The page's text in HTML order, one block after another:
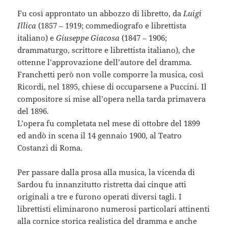
Fu così approntato un abbozzo di libretto, da Luigi
Illica (1857 – 1919; commediografo e librettista
italiano) eGiuseppe Giacosa (1847 – 1906;
drammaturgo, scrittore e librettista italiano), che
ottenne l’approvazione dell’autore del dramma.
Franchetti però non volle comporre la musica, così
Ricordi, nel 1895, chiese di occuparsene a Puccini. Il
compositore si mise all’opera nella tarda primavera
del 1896.
L’opera fu completata nel mese di ottobre del 1899
ed andò in scena il 14 gennaio 1900, al Teatro
Costanzi di Roma.
Per passare dalla prosa alla musica, la vicenda di
Sardou fu innanzitutto ristretta dai cinque atti
originali a tre e furono operati diversi tagli. I
librettisti eliminarono numerosi particolari attinenti
alla cornice storica realistica del dramma e anche